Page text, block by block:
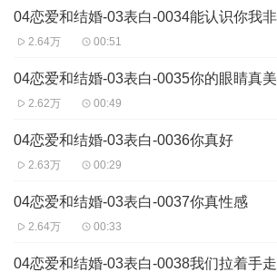
04恋爱和结婚-03表白-0034能认识你我
2.64万 00:51
04恋爱和结婚-03表白-0035你的眼睛真美
2.62万 00:49
04恋爱和结婚-03表白-0036你真好
2.63万 00:29
04恋爱和结婚-03表白-0037你真性感
2.64万 00:33
04恋爱和结婚-03表白-0038我们拉着手